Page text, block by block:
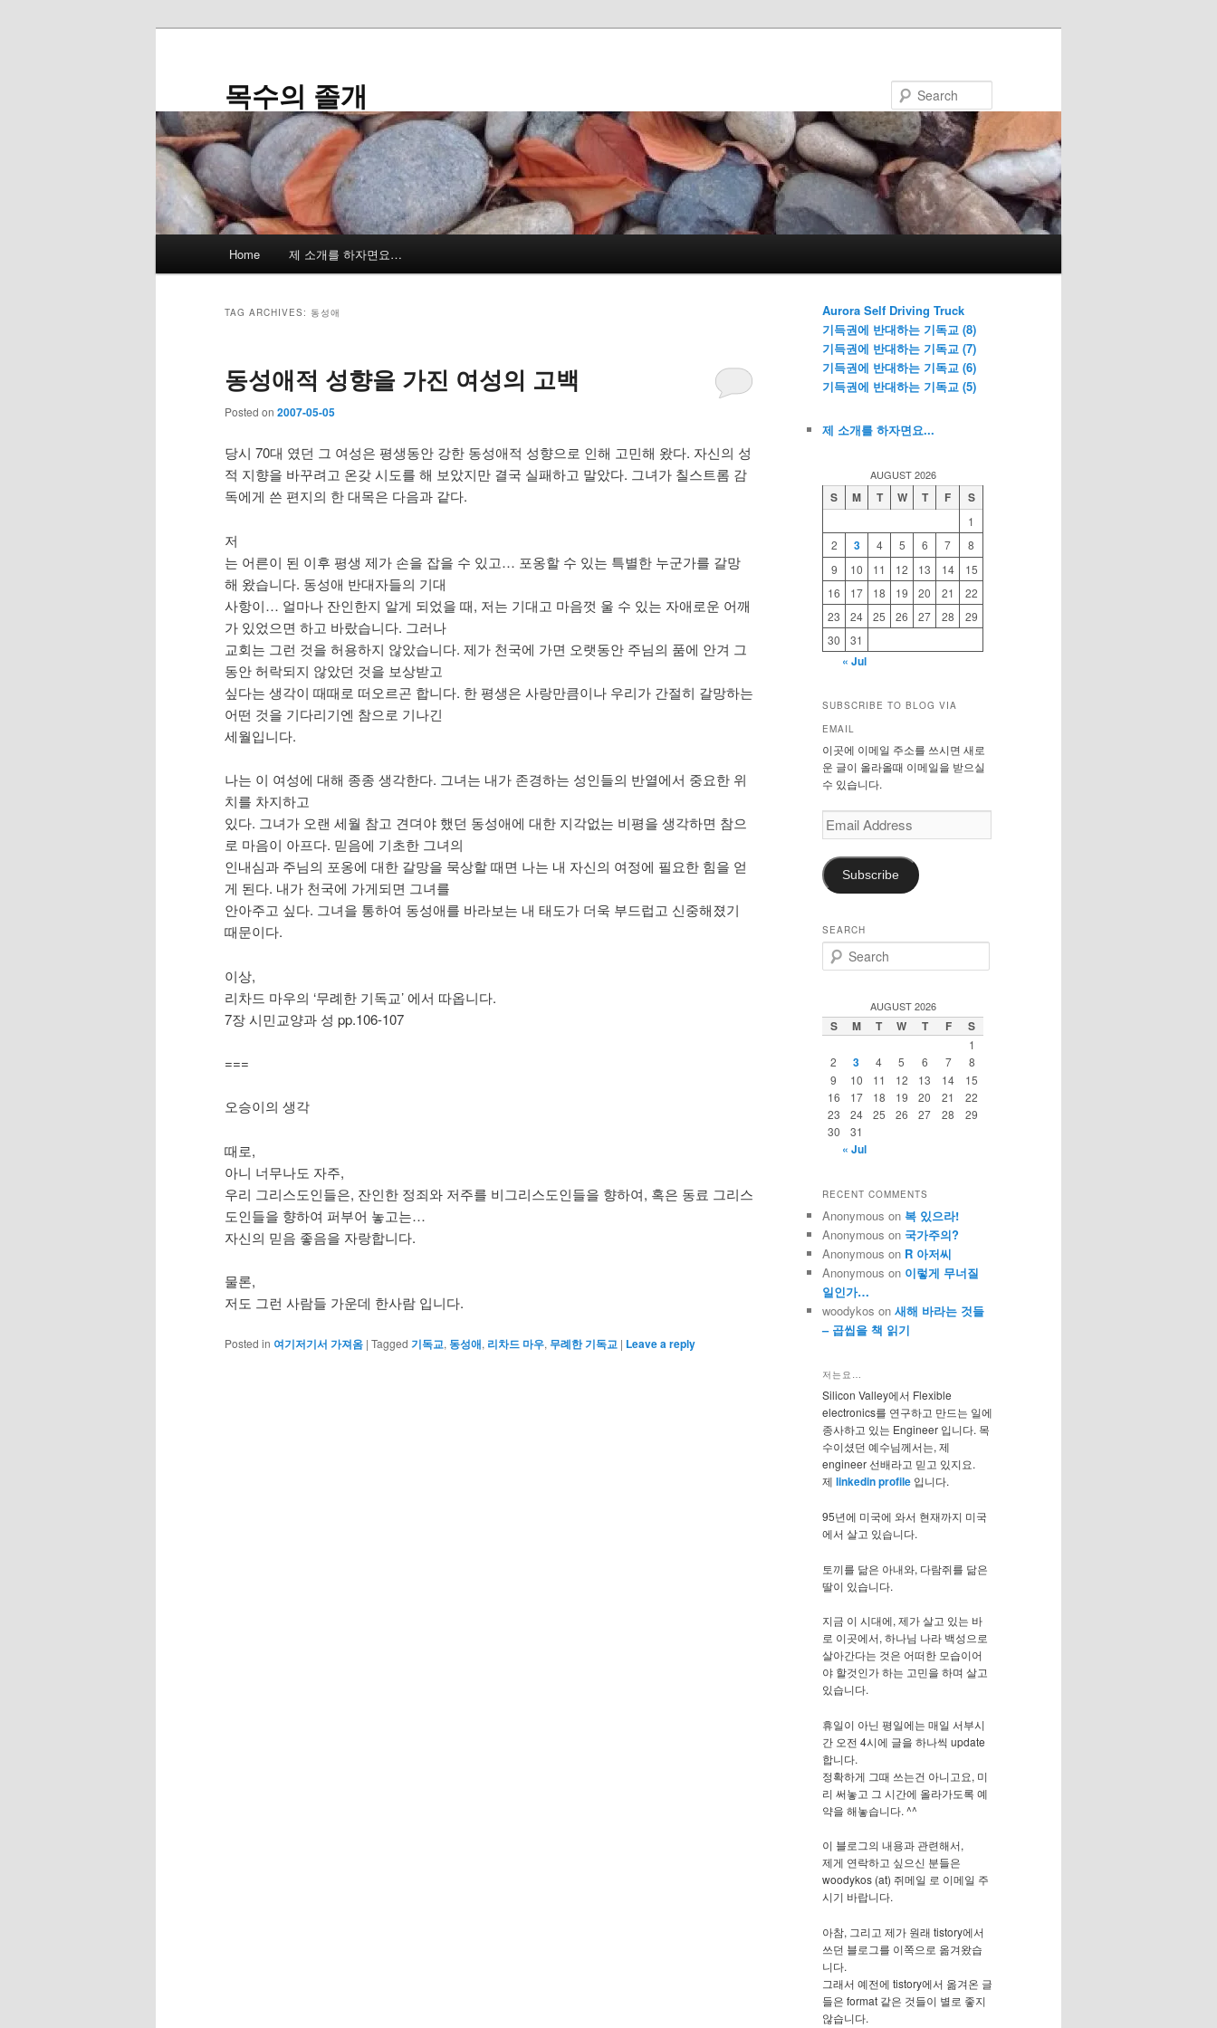
목수의 졸개
Home 제 소개를 하자면요…
TAG ARCHIVES: 동성애
동성애적 성향을 가진 여성의 고백
Posted on 2007-05-05
당시 70대 였던 그 여성은 평생동안 강한 동성애적 성향으로 인해 고민해 왔다. 자신의 성
적 지향을 바꾸려고 온갖 시도를 해 보았지만 결국 실패하고 말았다. 그녀가 칠스트롬 감
독에게 쓴 편지의 한 대목은 다음과 같다.
저
는 어른이 된 이후 평생 제가 손을 잡을 수 있고… 포옹할 수 있는 특별한 누군가를 갈망
해 왔습니다. 동성애 반대자들의 기대
사항이… 얼마나 잔인한지 알게 되었을 때, 저는 기대고 마음껏 울 수 있는 자애로운 어깨
가 있었으면 하고 바랐습니다. 그러나
교회는 그런 것을 허용하지 않았습니다. 제가 천국에 가면 오랫동안 주님의 품에 안겨 그
동안 허락되지 않았던 것을 보상받고
싶다는 생각이 때때로 떠오르곤 합니다. 한 평생은 사랑만큼이나 우리가 간절히 갈망하는
어떤 것을 기다리기엔 참으로 기나긴
세월입니다.
나는 이 여성에 대해 종종 생각한다. 그녀는 내가 존경하는 성인들의 반열에서 중요한 위
치를 차지하고
있다. 그녀가 오랜 세월 참고 견뎌야 했던 동성애에 대한 지각없는 비평을 생각하면 참으
로 마음이 아프다. 믿음에 기초한 그녀의
인내심과 주님의 포옹에 대한 갈망을 묵상할 때면 나는 내 자신의 여정에 필요한 힘을 얻
게 된다. 내가 천국에 가게되면 그녀를
안아주고 싶다. 그녀을 통하여 동성애를 바라보는 내 태도가 더욱 부드럽고 신중해졌기
때문이다.
이상,
리차드 마우의 ‘무례한 기독교’ 에서 따옵니다.
7장 시민교양과 성 pp.106-107
===
오승이의 생각
때로,
아니 너무나도 자주,
우리 그리스도인들은, 잔인한 정죄와 저주를 비그리스도인들을 향하여, 혹은 동료 그리스
도인들을 향하여 퍼부어 놓고는…
자신의 믿음 좋음을 자랑합니다.
물론,
저도 그런 사람들 가운데 한사람 입니다.
Posted in 여기저기서 가져옴 | Tagged 기독교, 동성애, 리차드 마우, 무례한 기독교 | Leave a reply
Aurora Self Driving Truck
기득권에 반대하는 기독교 (8)
기득권에 반대하는 기독교 (7)
기득권에 반대하는 기독교 (6)
기득권에 반대하는 기독교 (5)
제 소개를 하자면요...
AUGUST 2026
S M T W T F S
1
2
3 4 5 6 7
8
9
10 11 12 13 14
15
16
17 18 19 20 21
22
23
24 25 26 27 28
29
30
31
« Jul
SUBSCRIBE TO BLOG VIA
EMAIL
이곳에 이메일 주소를 쓰시면 새로
운 글이 올라올때 이메일을 받으실
수 있습니다.
Email
Address
Subscribe
SEARCH
e
c
h
AUGUST 2026
S M T W T F S
1
2
3 4 5 6 7
8
9
10 11 12 13 14
15
16
17 18 19 20 21
22
23
24 25 26 27 28
29
30
31
« Jul
RECENT COMMENTS
Anonymous on 복 있으라!
Anonymous on 국가주의?
Anonymous on R 아저씨
Anonymous on 이렇게 무너질
일인가…
woodykos on 새해 바라는 것들
– 곱씹을 책 읽기
저는요…
Silicon Valley에서 Flexible
electronics를 연구하고 만드는 일에
종사하고 있는 Engineer 입니다. 목
수이셨던 예수님께서는, 제
engineer 선배라고 믿고 있지요.
제 linkedin profile 입니다.
95년에 미국에 와서 현재까지 미국
에서 살고 있습니다.
토끼를 닮은 아내와, 다람쥐를 닮은
딸이 있습니다.
지금 이 시대에, 제가 살고 있는 바
로 이곳에서, 하나님 나라 백성으로
살아간다는 것은 어떠한 모습이어
야 할것인가 하는 고민을 하며 살고
있습니다.
휴일이 아닌 평일에는 매일 서부시
간 오전 4시에 글을 하나씩 update
합니다.
정확하게 그때 쓰는건 아니고요, 미
리 써놓고 그 시간에 올라가도록 예
약을 해놓습니다. ^^
이 블로그의 내용과 관련해서,
제게 연락하고 싶으신 분들은
woodykos (at) 쥐메일 로 이메일 주
시기 바랍니다.
아참, 그리고 제가 원래 tistory에서
쓰던 블로그를 이쪽으로 옮겨왔습
니다.
그래서 예전에 tistory에서 옮겨온 글
들은 format 같은 것들이 별로 좋지
않습니다.